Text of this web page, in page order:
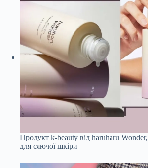
Продукт k-beauty від haruharu
для сяючої шкіри